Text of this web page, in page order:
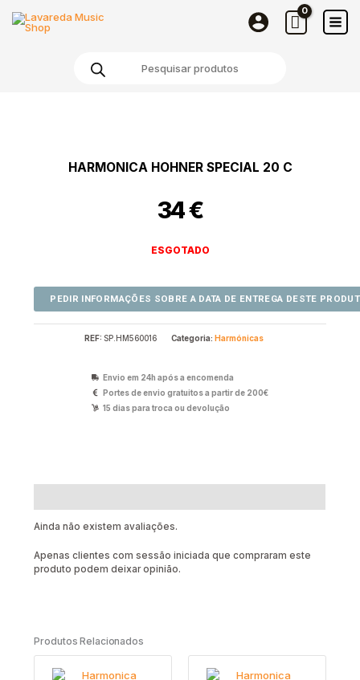
HARMONICA HOHNER SPECIAL 20 C
34€
ESGOTADO
REF: SP.HM560016 Categoria: Harmónicas
Envio em 24h após a encomenda
Portes de envio gratuitos a partir de 200€
15 dias para troca ou devolução
Ainda não existem avaliações.
Apenas clientes com sessão iniciada que compraram este
produto podem deixar opinião.
Produtos Relacionados